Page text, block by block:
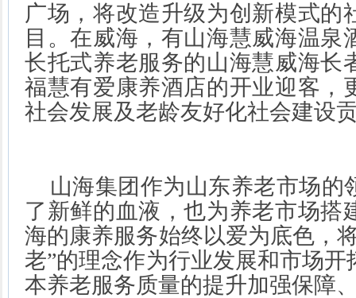
广场，将改造升级为创新模式的
目。在威海，有山海慧威海温泉
长托式养老服务的山海慧威海长
福慧有爱康养酒店的开业迎客，
社会发展及老龄友好化社会建设
山海集团作为山东养老市场的
了新鲜的血液，也为养老市场搭
海的康养服务始终以爱为底色，
老”的理念作为行业发展和市场
本养老服务质量的提升加强保障